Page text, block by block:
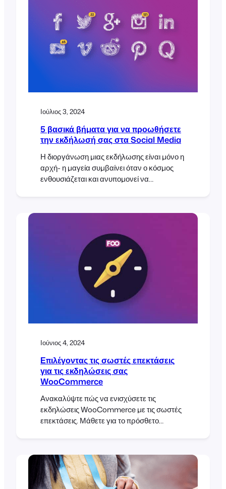
FooEvents και γιατί είναι η τέλεια λύση για
εκδηλώσεις και εισιτήρια για την επόμενη
εκδήλωσή σας. Το FooEvents είναι ένα
σύστημα εκδηλώσεων και έκδοσης
εισιτηρίων που δημιουργήθηκε
Ιούλιος 3, 2024
5 βασικά βήματα για να προωθήσετε
την εκδήλωσή σας στα Social Media
Η διοργάνωση μιας εκδήλωσης είναι μόνο η
αρχή- η μαγεία συμβαίνει όταν ο κόσμος
ενθουσιάζεται και ανυπομονεί να
να προωθήσετε την εκδήλωσή σας
Ακολουθεί ένας οδηγός βήμα προς βήμα
που θα σας βοηθήσει να δημιουργήσετε
hype για την επόμενη εκδήλωσή σας στα
μέσα κοινωνικής δικτύωσης.
Ιούνιος 4, 2024
Επιλέγοντας τις σωστές επεκτάσεις
για τις εκδηλώσεις σας
WooCommerce
Ανακαλύψτε πώς να ενισχύσετε τις
εκδηλώσεις WooCommerce με τις σωστές
επεκτάσεις. Μάθετε για το πρόσθετο
βελτιώσουν τη διαχείριση εκδηλώσεων, τις
πωλήσεις εισιτηρίων και το check-in των
συμμετεχόντων για όλες τις εκδηλώσεις